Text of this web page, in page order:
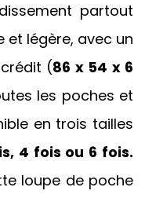
partout
et légère, avec un
(86 x 54 x 6
les poches et
en trois tailles
4 fois ou 6 fois.
loupe de poche